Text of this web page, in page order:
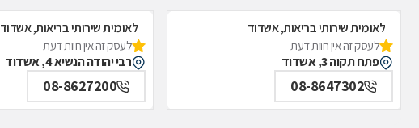
לאומית שירותי בריאות, אשדוד
לעסק זה אין חוות דעת
פתח תקוה 3, אשדוד
08-8647302
לאומית שירותי בריאות, אשדוד
לעסק זה אין חוות דעת
רבי יהודה הנשיא 4, אשדוד
08-8627200